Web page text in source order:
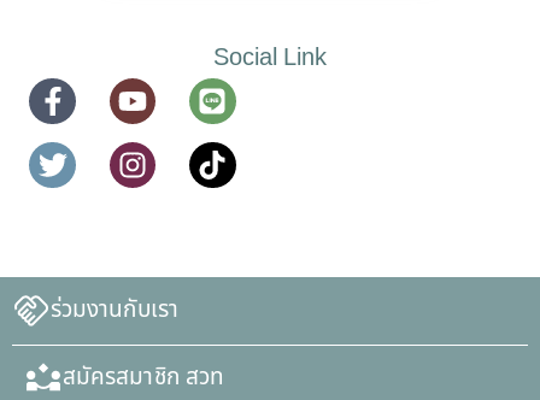
Social Link
ร่วมงานกับเรา
สมัครสมาชิก สวท